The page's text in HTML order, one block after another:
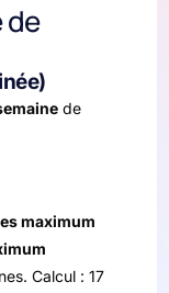
de
de
maximum
Calcul : 17